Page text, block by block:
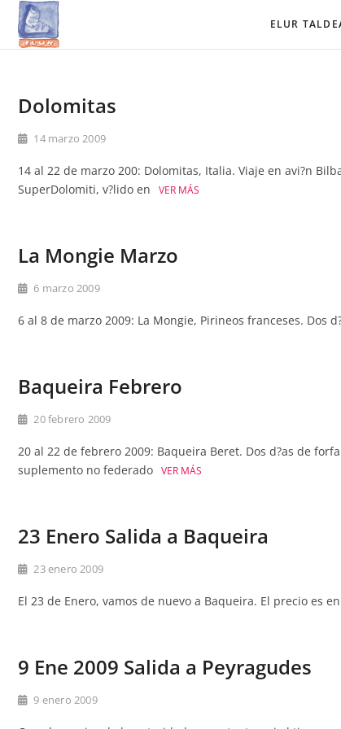
Saltar
contenido
ELUR
Dolomitas
14 marzo 2009
14 al 22 de marzo 200: Dolomitas, Italia. Viaje en avi?n
SuperDolomiti, v?lido en
VER MÁS
La Mongie Marzo
6 marzo 2009
6 al 8 de marzo 2009: La Mongie, Pirineos franceses.
Baqueira Febrero
20 febrero 2009
20 al 22 de febrero 2009: Baqueira Beret. Dos d?as de
suplemento no federado VER MÁS
23 Enero Salida a Baqueira
23 enero 2009
El 23 de Enero, vamos de nuevo a Baqueira. El precio es
9 Ene 2009 Salida a Peyragudes
9 enero 2009